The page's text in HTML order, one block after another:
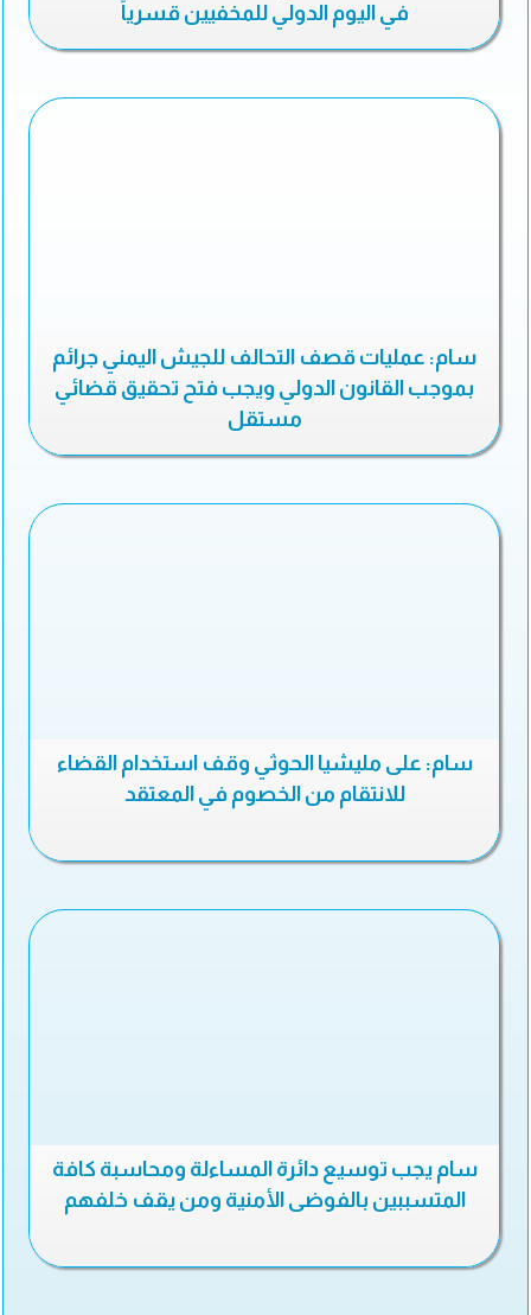
في اليوم الدولي للمخفيين قسرياً
سام: عمليات قصف التحالف للجيش اليمني جرائم
بموجب القانون الدولي ويجب فتح تحقيق قضائي
مستقل
سام: على مليشيا الحوثي وقف استخدام القضاء
للانتقام من الخصوم في المعتقد
سام يجب توسيع دائرة المساءلة ومحاسبة كافة
المتسببين بالفوضى الأمنية ومن يقف خلفهم